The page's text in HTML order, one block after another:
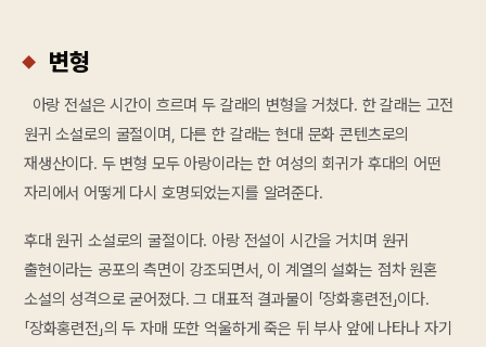
변형
아랑 전설은 시간이 흐르며 두 갈래의 변형을 거쳤다. 한 갈래는 고전
원귀 소설로의 굴절이며, 다른 한 갈래는 현대 문화 콘텐츠로의
재생산이다. 두 변형 모두 아랑이라는 한 여성의 회귀가 후대의 어떤
자리에서 어떻게 다시 호명되었는지를 알려준다.
후대 원귀 소설로의 굴절이다. 아랑 전설이 시간을 거치며 원귀
출현이라는 공포의 측면이 강조되면서, 이 계열의 설화는 점차 원혼
소설의 성격으로 굳어졌다. 그 대표적 결과물이 「장화홍련전」이다.
「장화홍련전」의 두 자매 또한 억울하게 죽은 뒤 부사 앞에 나타나 자기